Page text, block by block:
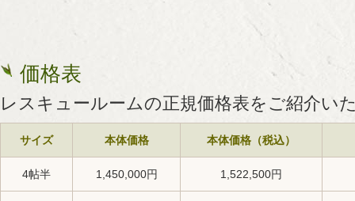
価格表
レスキュールームの正規価格表をご紹介い
サイズ 本体価格 本体価格（税込）
4帖半 1,450,000円 1,522,500円